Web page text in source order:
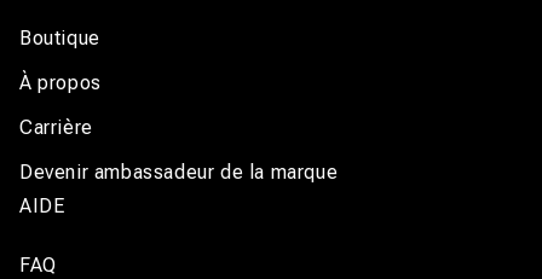
Boutique
À propos
Carrière
Devenir ambassadeur de la marque
AIDE
FAQ